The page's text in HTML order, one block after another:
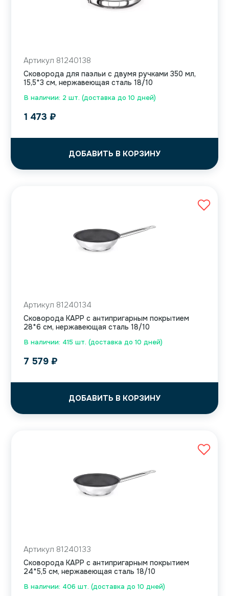
В наличии: 2 шт. (доставка до 10 дней)
Артикул 81240138
Сковорода для паэльи с двумя ручками 350 мл,
15,5*3 см, нержавеющая сталь 18/10
1 473 ₽
ДОБАВИТЬ В КОРЗИНУ
В наличии: 415 шт. (доставка до 10 дней)
Артикул 81240134
Сковорода KAPP с антипригарным покрытием
28*6 см, нержавеющая сталь 18/10
7 579 ₽
ДОБАВИТЬ В КОРЗИНУ
В наличии: 406 шт. (доставка до 10 дней)
Артикул 81240133
Сковорода KAPP с антипригарным покрытием
24*5,5 см, нержавеющая сталь 18/10